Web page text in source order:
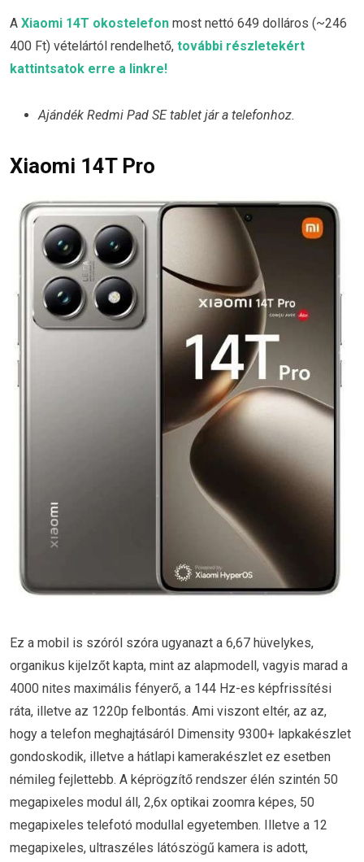
A Xiaomi 14T okostelefon most nettó 649 dolláros (~246
400 Ft) vételártól rendelhető, további részletekért
kattintsatok erre a linkre!
Ajándék Redmi Pad SE tablet jár a telefonhoz.
Xiaomi 14T Pro
Ez a mobil is szóról szóra ugyanazt a 6,67 hüvelykes,
organikus kijelzőt kapta, mint az alapmodell, vagyis marad a
4000 nites maximális fényerő, a 144 Hz-es képfrissítési
ráta, illetve az 1220p felbontás. Ami viszont eltér, az az,
hogy a telefon meghajtásáról Dimensity 9300+ lapkakészlet
gondoskodik, illetve a hátlapi kamerakészlet ez esetben
némileg fejlettebb. A képrögzítő rendszer élén szintén 50
megapixeles modul áll, 2,6x optikai zoomra képes, 50
megapixeles telefotó modullal egyetemben. Illetve a 12
megapixeles, ultraszéles látószögű kamera is adott,